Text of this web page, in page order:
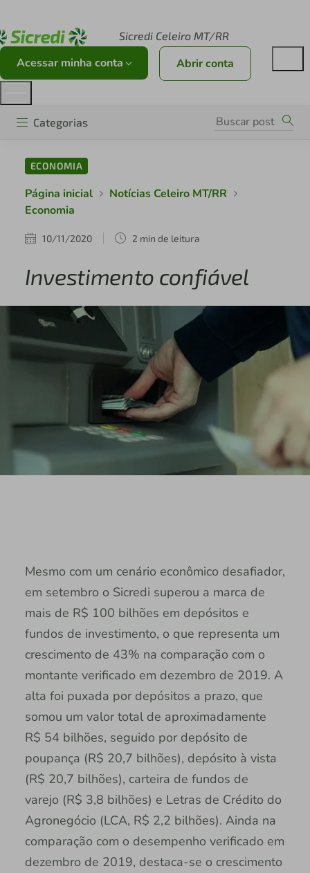
Sicredi Celeiro MT/RR
Acessar minha conta Abrir conta
Categorias
ECONOMIA
Página inicial
Notícias Celeiro MT/RR
Economia
10/11/2020 2 min de leitura
Investimento confiável
Mesmo com um cenário econômico desafiador,
em setembro o Sicredi superou a marca de
mais de R$ 100 bilhões em depósitos e
fundos de investimento, o que representa um
crescimento de 43% na comparação com o
montante verificado em dezembro de 2019. A
alta foi puxada por depósitos a prazo, que
somou um valor total de aproximadamente
R$ 54 bilhões, seguido por depósito de
poupança (R$ 20,7 bilhões), depósito à vista
(R$ 20,7 bilhões), carteira de fundos de
varejo (R$ 3,8 bilhões) e Letras de Crédito do
Agronegócio (LCA, R$ 2,2 bilhões). Ainda na
comparação com o desempenho verificado em
dezembro de 2019, destaca-se o crescimento